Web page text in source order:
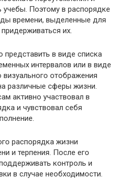
Поэтому в распорядке
времени, выделенные для
их.
в виде списка
интервалов или в виде
отображения
различные сферы жизни.
активно участвовал в
и чувствовал себя
распорядка жизни
и терпения. После его
контроль и
в случае необходимости.